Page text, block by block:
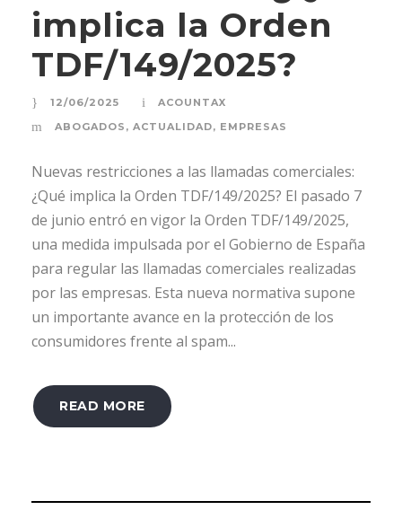
implica la Orden
TDF/149/2025?
12/06/2025
ACOUNTAX
ABOGADOS , ACTUALIDAD, EMPRESAS
Nuevas restricciones a las llamadas comerciales:
¿Qué implica la Orden TDF/149/2025? El pasado 7
de junio entró en vigor la Orden TDF/149/2025,
una medida impulsada por el Gobierno de España
para regular las llamadas comerciales realizadas
por las empresas. Esta nueva normativa supone
un importante avance en la protección de los
consumidores frente al spam...
READ MORE